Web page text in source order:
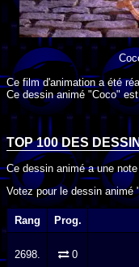
Ce film d'animation a été
Ce dessin animé "Coco"
TOP 100 DES
Ce dessin animé a une
Votez pour le dessin
Rang Prog.
2698. 0